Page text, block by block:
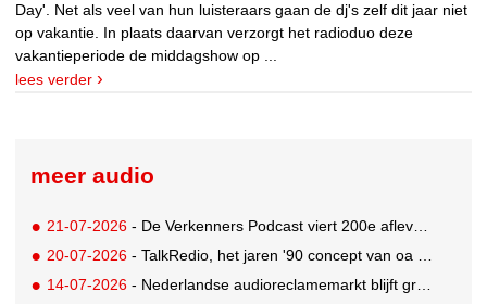
Day'. Net als veel van hun luisteraars gaan de dj's zelf dit jaar niet
op vakantie. In plaats daarvan verzorgt het radioduo deze
vakantieperiode de middagshow op ...
lees verder
meer audio
21-07-2026 - De Verkenners Podcast viert 200e aflevering als podium voor het agencylandschap
20-07-2026 - TalkRedio, het jaren '90 concept van oa Theo van Gogh, Jan Lenferink en Beau van Erven Dorens, herleeft in eigentijds format
14-07-2026 - Nederlandse audioreclamemarkt blijft groeien, retail nog altijd grootste branche